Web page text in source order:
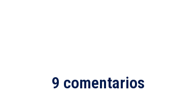
9 comentarios